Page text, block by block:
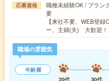
応募資格
職種未経験OK / ブラン
要
【来社不要、WEB登
ー、主婦(夫) 大歓迎
職場の雰囲気
年齢層
20代
30代